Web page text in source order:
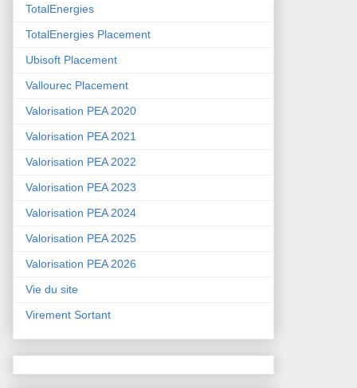
TotalEnergies
TotalEnergies Placement
Ubisoft Placement
Vallourec Placement
Valorisation PEA 2020
Valorisation PEA 2021
Valorisation PEA 2022
Valorisation PEA 2023
Valorisation PEA 2024
Valorisation PEA 2025
Valorisation PEA 2026
Vie du site
Virement Sortant